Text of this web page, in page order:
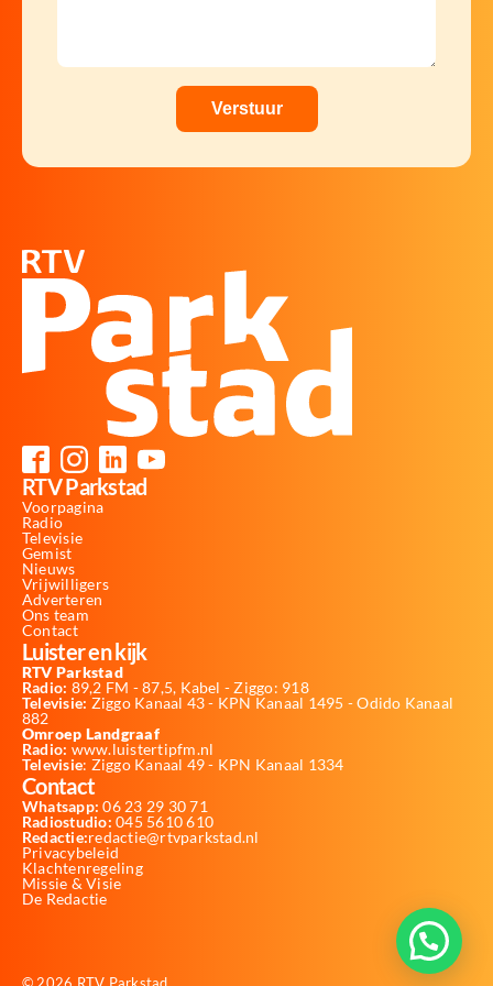
RTV Parkstad
Voorpagina
Radio
Televisie
Gemist
Nieuws
Vrijwilligers
Adverteren
Ons team
Contact
Luister en kijk
RTV Parkstad
Radio: 89,2 FM - 87,5, Kabel - Ziggo: 918
Televisie: Ziggo Kanaal 43 - KPN Kanaal 1495 - Odido Kanaal
882
Omroep Landgraaf
Radio: www.luistertipfm.nl
Televisie: Ziggo Kanaal 49 - KPN Kanaal 1334
Contact
Whatsapp: 06 23 29 30 71
Radiostudio: 045 5610 610
Redactie:redactie@rtvparkstad.nl
Privacybeleid
Klachtenregeling
Missie & Visie
De Redactie